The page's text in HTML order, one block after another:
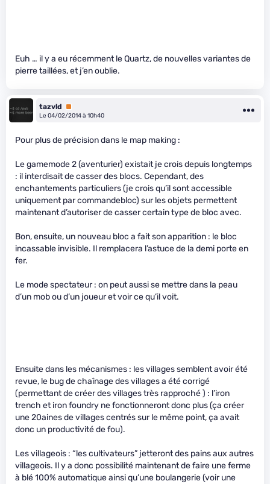
Euh … il y a eu récemment le Quartz, de nouvelles variantes de
pierre taillées, et j’en oublie.
tazvld
Premium
Le 04/02/2014 à 10h40
Pour plus de précision dans le map making :
Le gamemode 2 (aventurier) existait je crois depuis longtemps
: il interdisait de casser des blocs. Cependant, des
enchantements particuliers (je crois qu’il sont accessible
uniquement par commandebloc) sur les objets permettent
maintenant d’autoriser de casser certain type de bloc avec.
Bon, ensuite, un nouveau bloc a fait son apparition : le bloc
incassable invisible. Il remplacera l’astuce de la demi porte en
fer.
Le mode spectateur : on peut aussi se mettre dans la peau
d’un mob ou d’un joueur et voir ce qu’il voit.
Ensuite dans les mécanismes : les villages semblent avoir été
revue, le bug de chaînage des villages a été corrigé
(permettant de créer des villages très rapproché ) : l’iron
trench et iron foundry ne fonctionneront donc plus (ça créer
une 20aines de villages centrés sur le même point, ça avait
donc un productivité de fou).
Les villageois : “les cultivateurs” jetteront des pains aux autres
villageois. Il y a donc possibilité maintenant de faire une ferme
à blé 100% automatique ainsi qu’une boulangerie (voir une